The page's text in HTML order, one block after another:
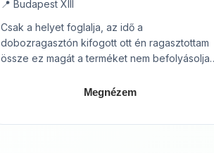
📍 Budapest XIII
Csak a helyet foglalja, az idő a
dobozragasztón kifogott ott én ragasztottam
össze ez magát a terméket nem befolyásolja.
Megnézem